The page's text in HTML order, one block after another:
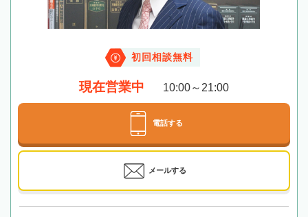
初回相談無料
現在営業中 10:00～21:00
電話する
メールする